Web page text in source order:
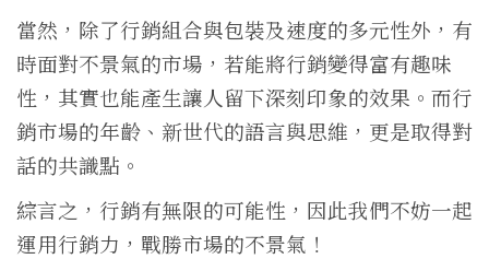
當然，除了行銷組合與包裝及速度的多元性外，有
時面對不景氣的市場，若能將行銷變得富有趣味
性，其實也能產生讓人留下深刻印象的效果。而行
銷市場的年齡、新世代的語言與思維，更是取得對
話的共識點。
綜言之，行銷有無限的可能性，因此我們不妨一起
運用行銷力，戰勝市場的不景氣！